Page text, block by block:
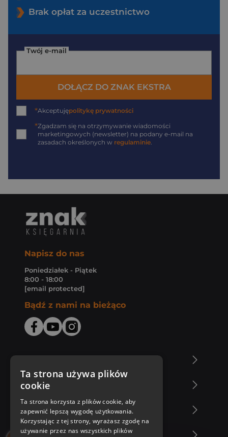
Brak opłat za uczestnictwo
Twój e-mail
DOŁĄCZ DO ZNAK EKSTRA
*Akceptujępolitykę prywatności
*Zgadzam się na otrzymywanie wiadomości
marketingowych (newsletter) na podany e-mail na
zasadach określonych w regulaminie.
Napisz do nas
Poniedziałek - Piątek
8:00 - 18:00
[email protected]
Bądź z nami na bieżąco
Zakupy u nas
Nasza oferta
Ta strona używa plików
cookie
Ta strona korzysta z plików cookie, aby
zapewnić lepszą wygodę użytkowania.
Korzystając z tej strony, wyrażasz zgodę na
używanie przez nas wszystkich plików